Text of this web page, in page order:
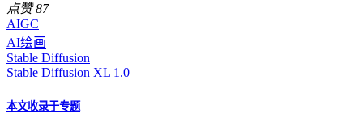
点赞 87
AIGC
AI绘画
Stable Diffusion
Stable Diffusion XL 1.0
本文收录于专题